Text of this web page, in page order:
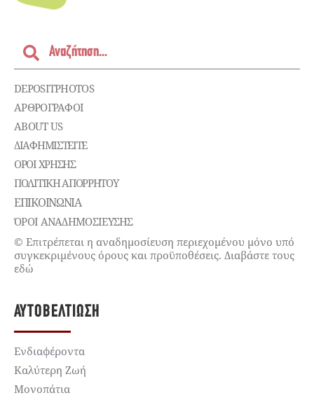
DEPOSITPHOTOS
ΑΡΘΡΟΓΡΑΦΟΙ
ABOUT US
ΔΙΑΦΗΜΙΣΤΕΊΤΕ
ΌΡΟΙ ΧΡΉΣΗΣ
ΠΟΛΙΤΙΚΉ ΑΠΟΡΡΉΤΟΥ
ΕΠΙΚΟΙΝΩΝΊΑ
ΌΡΟΙ ΑΝΑΔΗΜΟΣΙΕΥΣΗΣ
© Επιτρέπεται η αναδημοσίευση περιεχομένου μόνο υπό
συγκεκριμένους όρους και προϋποθέσεις. Διαβάστε τους
εδώ
ΑΥΤΟΒΕΛΤΊΩΣΗ
Ενδιαφέροντα
Καλύτερη Ζωή
Μονοπάτια